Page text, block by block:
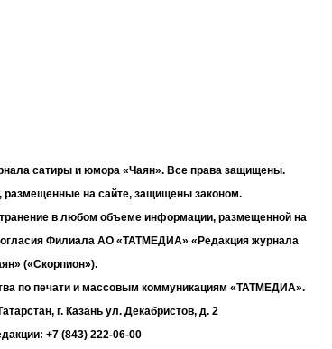
сатиры и юмора «Чаян». Все права защищены.
на сайте, защищены законом.
в любом объеме информации, размещенной на
Филиала АО «ТАТМЕДИА» «Редакция журнала
(«Скорпион»).
по печати и массовым коммуникациям «ТАТМЕДИА».
г. Казань ул. Декабристов, д. 2
+7 (843) 222-06-00